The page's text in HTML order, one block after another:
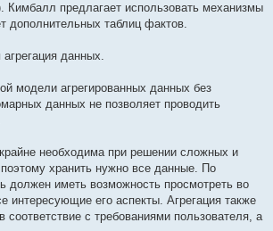
Кимбалл предлагает использовать механизмы
дополнительных таблиц фактов.
данных.
модели агрегированных данных без
данных не позволяет проводить
необходима при решении сложных и
хранить нужно все данные. По
должен иметь возможность просмотреть во
интересующие его аспекты. Агрегация также
соответствие с требованиями пользователя, а